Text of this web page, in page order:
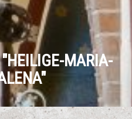
MARIA-